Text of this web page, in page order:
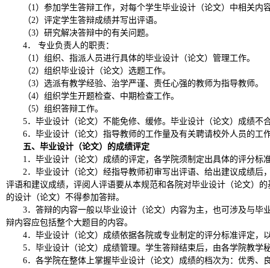
（1）参加学生答辩工作，对每个学生毕业设计（论文）中相关内
（2）评定学生答辩成绩并写出评语。
（3）研究解决答辩中的有关问题。
4． 专业负责人的职责：
（1）组织、指派人员进行具体的毕业设计（论文）管理工作。
（2）组织毕业设计（论文）选题工作。
（3）选派有教学经验、治学严谨、责任心强的教师为指导教师。
（4）组织学生开题检查、中期检查工作。
（5）组织答辩工作。
5．毕业设计（论文）不能免修、缓修。毕业设计（论文）成绩不
6．毕业设计（论文）指导教师的工作量及有关聘请校外人员的工
五、毕业设计（论文）的成绩评定
1．毕业设计（论文）成绩的评定，各学院须制定出具体的评分标
2．毕业设计（论文）经指导教师初审写出评语、给出建议成绩
评语和建议成绩，评阅人评语要从本规范和各院对毕业设计（论文）
的设计（论文）不得参加答辩。
3．答辩的内容一般以毕业设计（论文）内容为主，也可涉及与
辩内容应包括整个大题目的内容。
4．毕业设计（论文）成绩依据各院或专业制定的评分标准评定，
5．毕业设计（论文）成绩管理。学生答辩结束后，由各学院教学
6．各学院在整体上掌握毕业设计（论文）成绩的档次为：优秀、